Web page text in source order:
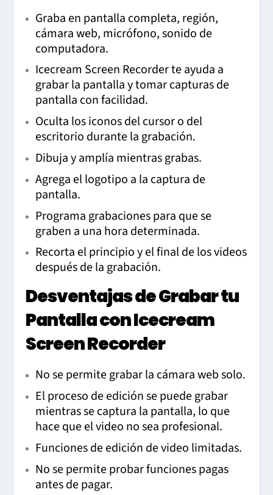
Graba en pantalla completa, región,
cámara web, micrófono, sonido de
computadora.
Icecream Screen Recorder te ayuda a
grabar la pantalla y tomar capturas de
pantalla con facilidad.
Oculta los iconos del cursor o del
escritorio durante la grabación.
Dibuja y amplía mientras grabas.
Agrega el logotipo a la captura de
pantalla.
Programa grabaciones para que se
graben a una hora determinada.
Recorta el principio y el final de los videos
después de la grabación.
Desventajas de Grabar tu
Pantalla con Icecream
Screen Recorder
No se permite grabar la cámara web solo.
El proceso de edición se puede grabar
mientras se captura la pantalla, lo que
hace que el video no sea profesional.
Funciones de edición de video limitadas.
No se permite probar funciones pagas
antes de pagar.